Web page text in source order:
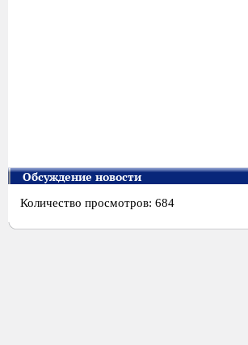
Обсуждение новости
Количество просмотров: 684